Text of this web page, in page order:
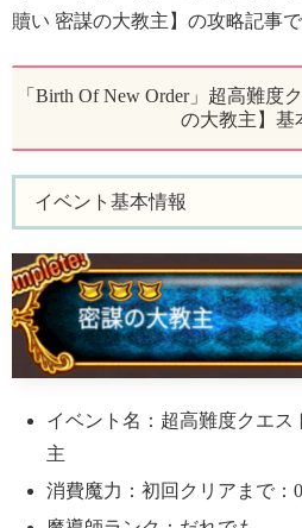
贖い 密謀の大教主】の攻略記事で
「Birth Of New Order」超高難度
の大教主】基
イベント基本情報
イベント名：超高難度クエス
主
消費魔力：初回クリアまで：